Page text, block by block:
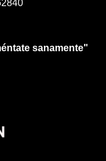
sanamente"